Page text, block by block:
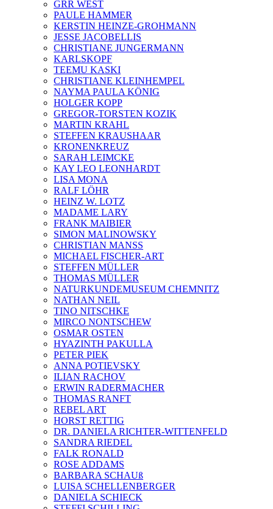
GRR WEST
PAULE HAMMER
KERSTIN HEINZE-GROHMANN
JESSE JACOBELLIS
CHRISTIANE JUNGERMANN
KARLSKOPF
TEEMU KASKI
CHRISTIANE KLEINHEMPEL
NAYMA PAULA KÖNIG
HOLGER KOPP
GREGOR-TORSTEN KOZIK
MARTIN KRAHL
STEFFEN KRAUSHAAR
KRONENKREUZ
SARAH LEIMCKE
KAY LEO LEONHARDT
LISA MONA
RALF LÖHR
HEINZ W. LOTZ
MADAME LARY
FRANK MAIBIER
SIMON MALINOWSKY
CHRISTIAN MANSS
MICHAEL FISCHER-ART
STEFFEN MÜLLER
THOMAS MÜLLER
NATURKUNDEMUSEUM CHEMNITZ
NATHAN NEIL
TINO NITSCHKE
MIRCO NONTSCHEW
OSMAR OSTEN
HYAZINTH PAKULLA
PETER PIEK
ANNA POTIEVSKY
ILIAN RACHOV
ERWIN RADERMACHER
THOMAS RANFT
REBEL ART
HORST RETTIG
DR. DANIELA RICHTER-WITTENFELD
SANDRA RIEDEL
FALK RONALD
ROSE ADDAMS
BARBARA SCHAUß
LUISA SCHELLENBERGER
DANIELA SCHIECK